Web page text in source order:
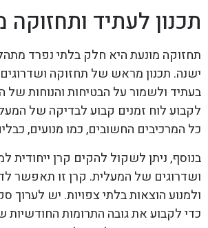
תכנון לעתיד ותחזוקה
תחזוקה מונעת היא חלק בלתי נפרד
ישנה. תכנון מראש של תחזוקה ושדרוגים
בעתיד ולשמור על הבטיחות והנוחות של
לקבוע לוח זמנים קבוע לבדיקה של
כל המרכיבים החשובים, כמו מנועים,
בנוסף, ניתן לשקול להקים קרן ייחודית
ושדרוגים של המעלית. קרן זו תאפשר
ולמנוע הוצאות בלתי צפויות. יש לערוך
כדי לקבוע את גובה התרומות החודשיות